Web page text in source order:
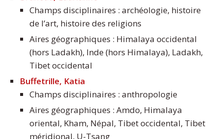
Champs disciplinaires : archéologie, histoire
de l’art, histoire des religions
Aires géographiques : Himalaya occidental
(hors Ladakh), Inde (hors Himalaya), Ladakh,
Tibet occidental
Buffetrille, Katia
Champs disciplinaires : anthropologie
Aires géographiques : Amdo, Himalaya
oriental, Kham, Népal, Tibet occidental, Tibet
méridional, U-Tsang